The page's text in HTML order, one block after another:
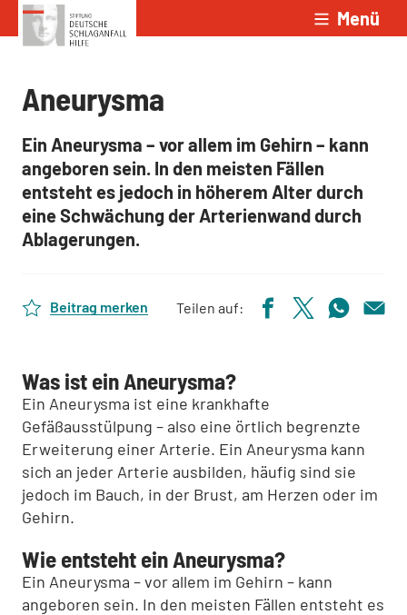
Zum Inhalt springen Menü
Aneurysma
Ein Aneurysma – vor allem im Gehirn – kann
angeboren sein. In den meisten Fällen
entsteht es jedoch in höherem Alter durch
eine Schwächung der Arterienwand durch
Ablagerungen.
Beitrag merken Teilen auf:
Was ist ein Aneurysma?
Ein Aneurysma ist eine krankhafte
Gefäßausstülpung – also eine örtlich begrenzte
Erweiterung einer Arterie. Ein Aneurysma kann
sich an jeder Arterie ausbilden, häufig sind sie
jedoch im Bauch, in der Brust, am Herzen oder im
Gehirn.
Wie entsteht ein Aneurysma?
Ein Aneurysma – vor allem im Gehirn – kann
angeboren sein. In den meisten Fällen entsteht es